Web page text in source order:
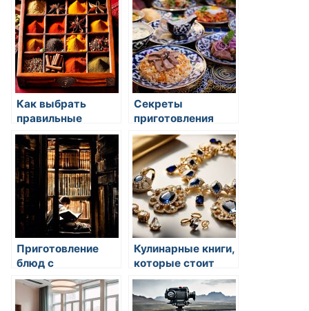
Как выбрать
правильные
советы для
гурманов
Секреты
приготовления
идеального суфле
Приготовление
блюд с
использованием
птичьих яиц
Кулинарные книги,
которые стоит
прочитать